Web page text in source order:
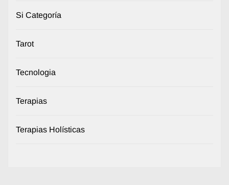
Si Categoría
Tarot
Tecnologia
Terapias
Terapias Holísticas